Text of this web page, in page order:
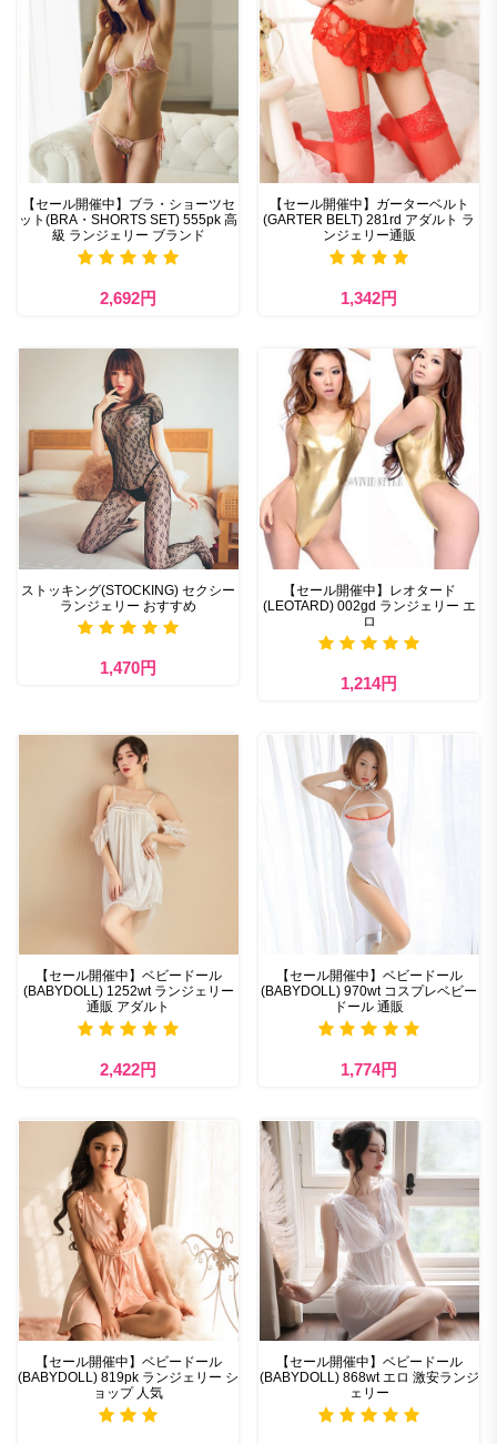
【セール開催中】ブラ・ショーツセ
ット(BRA・SHORTS SET) 555pk 高
級 ランジェリー ブランド
2,692円
【セール開催中】ガーターベルト
(GARTER BELT) 281rd アダルト ラ
ンジェリー通販
1,342円
ストッキング(STOCKING) セクシー
ランジェリー おすすめ
1,470円
【セール開催中】レオタード
(LEOTARD) 002gd ランジェリー エ
ロ
1,214円
【セール開催中】ベビードール
(BABYDOLL) 1252wt ランジェリー
通販 アダルト
2,422円
【セール開催中】ベビードール
(BABYDOLL) 970wt コスプレベビー
ドール 通販
1,774円
【セール開催中】ベビードール
(BABYDOLL) 819pk ランジェリー シ
ョップ 人気
【セール開催中】ベビードール
(BABYDOLL) 868wt エロ 激安ランジ
ェリー